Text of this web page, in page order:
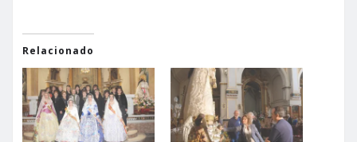
Relacionado